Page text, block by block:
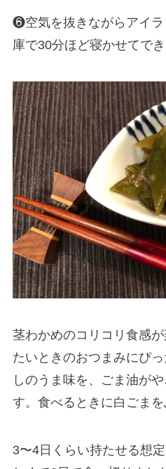
❻空気を抜きながらアイ
庫で30分ほど寝かせてでき
茎わかめのコリコリ食感
たいときのおつまみにぴ
しのうま味を、ごま油が
す。食べるときに白ごま
3〜4日くらい持たせる想